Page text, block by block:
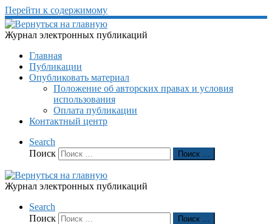
Перейти к содержимому
Журнал электронных публикаций
Главная
Публикации
Опубликовать материал
Положение об авторских правах и условия
использования
Оплата публикации
Контактный центр
Search
Поиск
Поиск …
Журнал электронных публикаций
Search
Поиск
Поиск …